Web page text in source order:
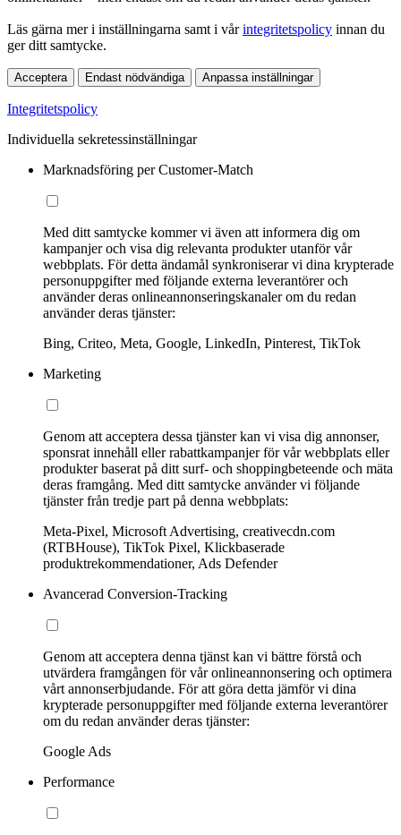
Läs gärna mer i inställningarna samt i vårintegritetspolicy innan du
ger ditt samtycke.
Acceptera Endast nödvändiga Anpassa inställningar
Integritetspolicy
Individuella sekretessinställningar
Marknadsföring per Customer-Match
Med ditt samtycke kommer vi även att informera dig om
kampanjer och visa dig relevanta produkter utanför vår
webbplats. För detta ändamål synkroniserar vi dina krypterade
personuppgifter med följande externa leverantörer och
använder deras onlineannonseringskanaler om du redan
använder deras tjänster:
Bing, Criteo, Meta, Google, LinkedIn, Pinterest, TikTok
Marketing
Genom att acceptera dessa tjänster kan vi visa dig annonser,
sponsrat innehåll eller rabattkampanjer för vår webbplats eller
produkter baserat på ditt surf- och shoppingbeteende och mäta
deras framgång. Med ditt samtycke använder vi följande
tjänster från tredje part på denna webbplats:
Meta-Pixel, Microsoft Advertising, creativecdn.com
(RTBHouse), TikTok Pixel, Klickbaserade
produktrekommendationer, Ads Defender
Avancerad Conversion-Tracking
Genom att acceptera denna tjänst kan vi bättre förstå och
utvärdera framgången för vår onlineannonsering och optimera
vårt annonserbjudande. För att göra detta jämför vi dina
krypterade personuppgifter med följande externa leverantörer
om du redan använder deras tjänster:
Google Ads
Performance